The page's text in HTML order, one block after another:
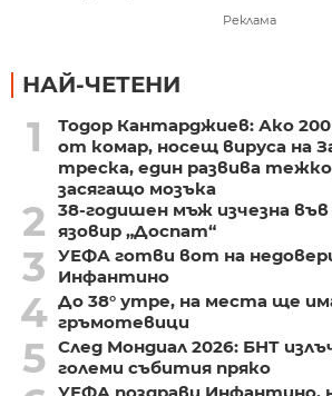
Реклама
НАЙ-ЧЕТЕНИ
1
Тодор Кантарджиев: Ако
от комар, носещ вируса на
треска, един развива
засягащо мозъка
2
38-годишен мъж изчезна
язовир „Доспат“
3
УЕФА готви вот на
Инфантино
4 До 38° утре, на места ще
гръмотевици
5 След Мондиал 2026: БНТ
големи събития пряко